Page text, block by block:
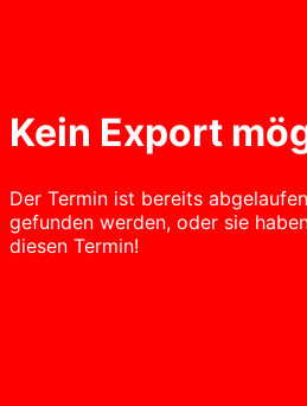
Kein Export
Der Termin ist bereits
gefunden werden, oder sie
diesen Termin!